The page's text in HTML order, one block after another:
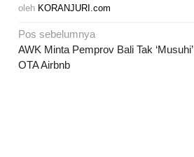
oleh KORANJURI.com
Navigasi
pos
Pos sebelumnya
AWK Minta Pemprov Bali Tak ‘Musuhi’
OTA Airbnb